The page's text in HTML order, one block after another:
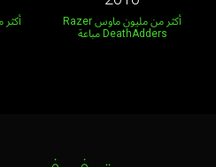
أكثر من مليون ماوس Razer
DeathAdders مباعة